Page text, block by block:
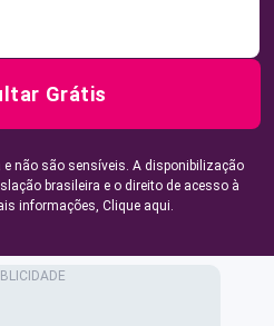
Grátis
não são sensíveis. A disponibilização
brasileira e o direito de acesso à
informações, Clique aqui.